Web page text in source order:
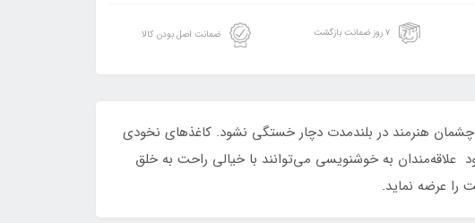
۷ روز ضمانت بازگشت ضمانت اصل بودن کالا
هنرمند در بلندمدت دچار خستگی نشود. کاغذهای نخودی
علاقه‌مندان به خوشنویسی می‌توانند با خیالی راحت به خلق
را عرضه نماید.